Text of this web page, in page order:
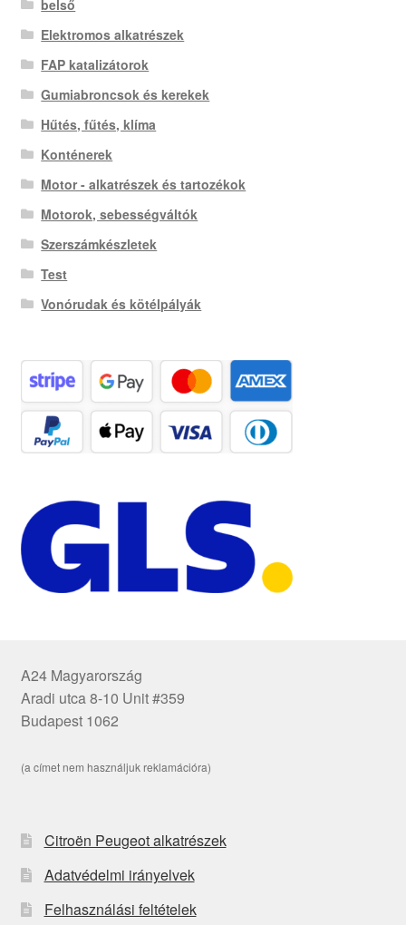
belső
Elektromos alkatrészek
FAP katalizátorok
Gumiabroncsok és kerekek
Hűtés, fűtés, klíma
Konténerek
Motor - alkatrészek és tartozékok
Motorok, sebességváltók
Szerszámkészletek
Test
Vonórudak és kötélpályák
A24 Magyarország
Aradi utca 8-10 Unit #359
Budapest 1062
(a címet nem használjuk reklamációra)
Citroën Peugeot alkatrészek
Adatvédelmi irányelvek
Felhasználási feltételek